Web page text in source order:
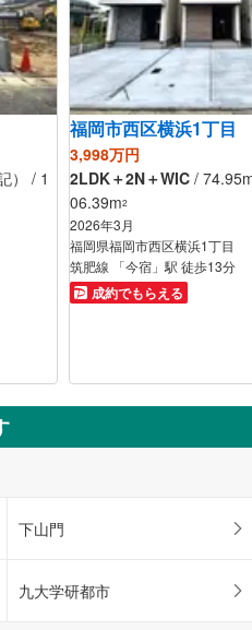
） / 1
福岡市西区横浜1丁目
3,998万円
2LDK＋2N＋WIC /
06.39m2
2026年3月
福岡県福岡市西区横浜1丁目
筑肥線 「今宿」駅 徒歩13分
成約でもらえる
下山門
九大学研都市